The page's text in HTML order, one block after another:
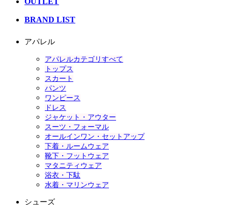
BRAND LIST
アパレル
アパレルカテゴリすべて
トップス
スカート
パンツ
ワンピース
ドレス
ジャケット・アウター
スーツ・フォーマル
オールインワン・セットアップ
下着・ルームウェア
靴下・フットウェア
マタニティウェア
浴衣・下駄
水着・マリンウェア
シューズ